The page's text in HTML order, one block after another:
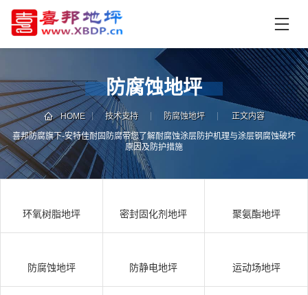
页
中
心
技
术
支
持
资
讯
中
例
防腐蚀地坪
HOME 技术支持 防腐蚀地坪 正文内容
喜邦防腐旗下-安特佳耐固防腐带您了解耐腐蚀涂层防护机理与涂层钢腐蚀破坏
原因及防护措施
环氧树脂地坪 密封固化剂地坪 聚氨酯地坪
防腐蚀地坪 防静电地坪 运动场地坪